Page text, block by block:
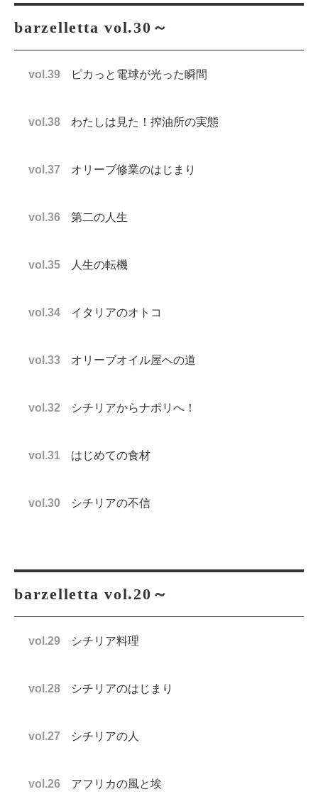
barzelletta vol.30～
vol.39 ピカっと電球が光った瞬間
vol.38 わたしは見た！搾油所の実態
vol.37 オリーブ修業のはじまり
vol.36 第二の人生
vol.35 人生の転機
vol.34 イタリアのオトコ
vol.33 オリーブオイル屋への道
vol.32 シチリアからナポリへ！
vol.31 はじめての食材
vol.30 シチリアの不信
barzelletta vol.20～
vol.29 シチリア料理
vol.28 シチリアのはじまり
vol.27 シチリアの人
vol.26 アフリカの風と埃